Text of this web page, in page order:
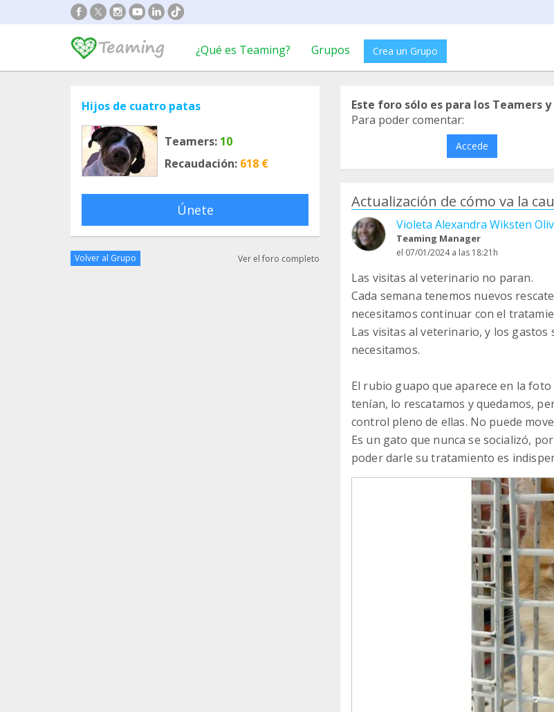
¿Qué es Teaming? Grupos Crea un Grupo
Hijos de cuatro patas
Teamers: 10
Recaudación: 618 €
Únete
Volver al Grupo Ver el foro completo
Este foro sólo es para los Teamers
Para poder comentar:
Accede
Actualización de cómo va la
Violeta Alexandra Wiksten
Teaming Manager
el 07/01/2024 a las 18:21h
Las visitas al veterinario no paran.
Cada semana tenemos nuevos
necesitamos continuar con el
Las visitas al veterinario, y los
necesitamos.
El rubio guapo que aparece en la
tenían, lo rescatamos y quedamos,
control pleno de ellas. No puede
Es un gato que nunca se socializó,
poder darle su tratamiento es